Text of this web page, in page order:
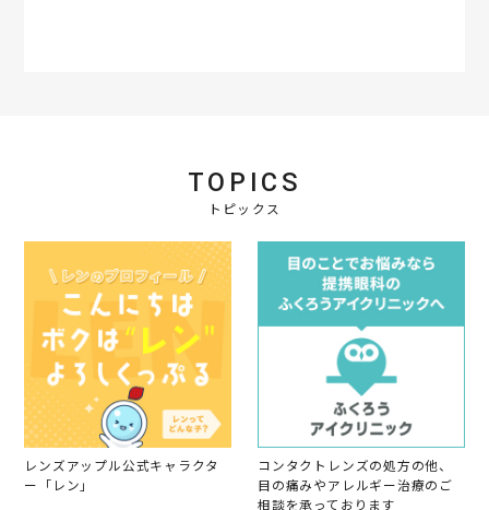
TOPICS
トピックス
レンズアップル公式キャラクタ
ー「レン」
コンタクトレンズの処方の他、
目の痛みやアレルギー治療のご
相談を承っております